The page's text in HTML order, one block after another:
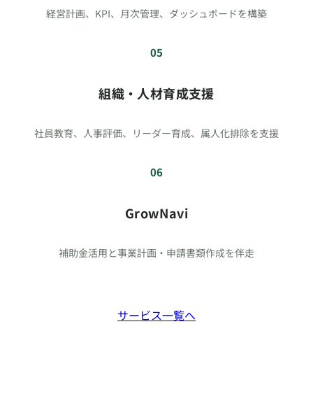
経営計画、KPI、月次管理、ダッシュボードを構築
05
組織・人材育成支援
社員教育、人事評価、リーダー育成、属人化排除を支援
06
GrowNavi
補助金活用と事業計画・申請書類作成を伴走
サービス一覧へ